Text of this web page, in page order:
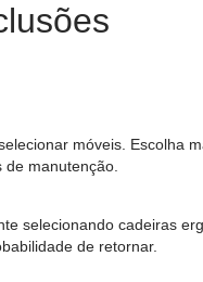
móveis. Escolha
manutenção.
selecionando cadeiras
de retornar.